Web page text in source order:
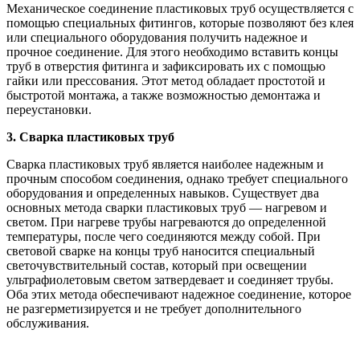
Механическое соединение пластиковых труб осуществляется с
помощью специальных фитингов, которые позволяют без клея
или специального оборудования получить надежное и
прочное соединение. Для этого необходимо вставить концы
труб в отверстия фитинга и зафиксировать их с помощью
гайки или прессования. Этот метод обладает простотой и
быстротой монтажа, а также возможностью демонтажа и
переустановки.
3. Сварка пластиковых труб
Сварка пластиковых труб является наиболее надежным и
прочным способом соединения, однако требует специального
оборудования и определенных навыков. Существует два
основных метода сварки пластиковых труб — нагревом и
светом. При нагреве трубы нагреваются до определенной
температуры, после чего соединяются между собой. При
световой сварке на концы труб наносится специальный
светочувствительный состав, который при освещении
ультрафиолетовым светом затвердевает и соединяет трубы.
Оба этих метода обеспечивают надежное соединение, которое
не разгерметизируется и не требует дополнительного
обслуживания.